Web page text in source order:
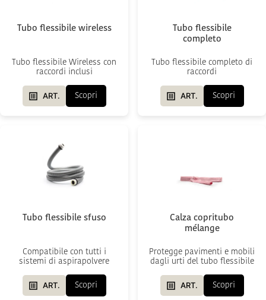
Tubo flessibile wireless
Tubo flessibile Wireless con
raccordi inclusi
ART. Scopri
Tubo flessibile
completo
Tubo flessibile completo di
raccordi
ART. Scopri
Tubo flessibile sfuso
Compatibile con tutti i
sistemi di aspirapolvere
ART. Scopri
Calza copritubo
mélange
Protegge pavimenti e mobili
dagli urti del tubo flessibile
ART. Scopri